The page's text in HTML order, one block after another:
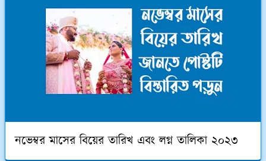
নভেম্বর মাসের বিয়ের তারিখ এবং লগ্ন তালিকা ২০২৩